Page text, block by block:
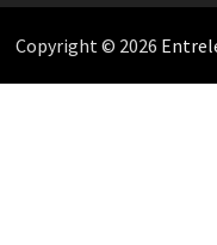
Copyright © 2026